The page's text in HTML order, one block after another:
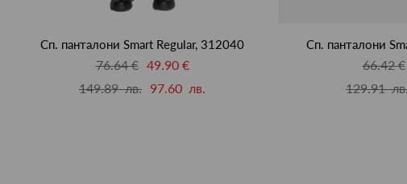
Сп. панталони Smart Regular, 312040
76.64 € 49.90 €
149.89 лв. 97.60 лв.
Сп. панталони
66.42 €
129.91